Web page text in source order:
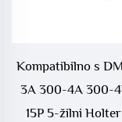
Kompatibilno s
3A 300-4A 300-
15P 5-žilni